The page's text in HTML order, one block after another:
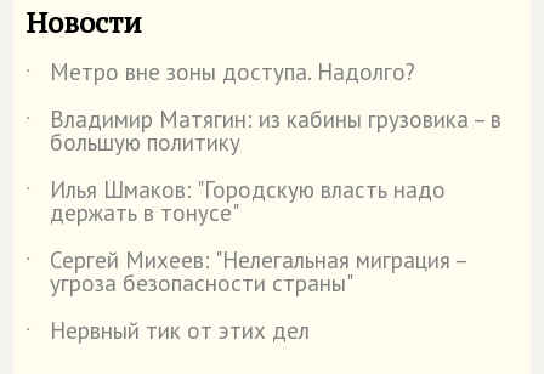
Новости
˙
Метро вне зоны доступа. Надолго?
˙
Владимир Матягин: из кабины грузовика – в
большую политику
˙
Илья Шмаков: "Городскую власть надо
держать в тонусе"
˙
Сергей Михеев: "Нелегальная миграция –
угроза безопасности страны"
˙
Нервный тик от этих дел